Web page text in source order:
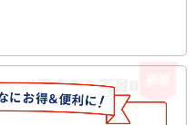
ド下末吉５丁目II 新